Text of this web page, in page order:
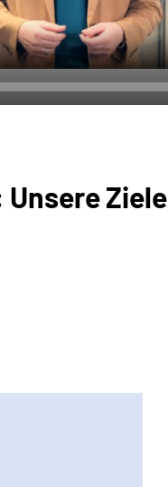
Ziele